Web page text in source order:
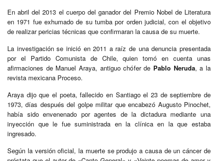
En abril del 2013 el cuerpo del ganador del Premio Nobel de Literatura
en 1971 fue exhumado de su tumba por orden judicial, con el objetivo
de realizar pericias técnicas que confirmaran la causa de su muerte.
La investigación se inició en 2011 a raíz de una denuncia presentada
por el Partido Comunista de Chile, quien tomó en cuenta unas
afirmaciones de Manuel Araya, antiguo chófer de Pablo Neruda, a la
revista mexicana Proceso.
Araya dijo que el poeta, fallecido en Santiago el 23 de septiembre de
1973, días después del golpe militar que encabezó Augusto Pinochet,
había sido envenenado por agentes de la dictadura mediante una
inyección que le fue suministrada en la clínica en la que estaba
ingresado.
Según la versión oficial, la muerte se produjo a causa de un cáncer de